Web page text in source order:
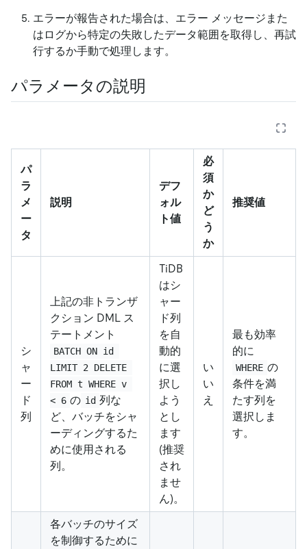
エラーが報告された場合は、エラー メッセージまた
はログから特定の失敗したデータ範囲を取得し、再試
行するか手動で処理します。
パラメータの説明
パ
ラ
メ
ー
タ
説明
デフ
ォル
ト値
必
須
か
ど
う
か
推奨値
シ
ャ
ー
ド
列
上記の非トランザ
クション DML ス
テートメント
BATCH ON id
LIMIT 2 DELETE
FROM t WHERE v
< 6 の id 列な
ど、バッチをシャ
ーディングするた
めに使用される
列。
TiDB
はシ
ャー
ド列
を自
動的
に選
択し
よう
とし
ます
(推奨
され
ませ
ん)。
い
い
え
最も効率
的に
WHERE の
条件を満
たす列を
選択しま
す。
各バッチのサイズ
を制御するために